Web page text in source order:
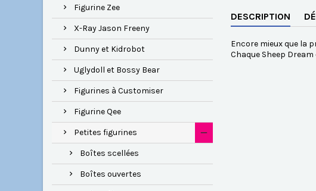
Figurine Zee
X-Ray Jason Freeny
Dunny et Kidrobot
Uglydoll et Bossy Bear
Figurines à Customiser
Figurine Qee
Petites figurines
Boîtes scellées
Boîtes ouvertes
DESCRIPTION
Encore mieux que la
Chaque Sheep